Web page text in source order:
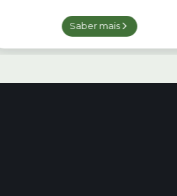
Saber mais